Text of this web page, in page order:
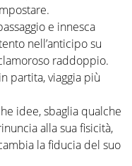
e innesca
nell’anticipo su
raddoppio.
partita, viaggia più
idee, sbaglia qualche
alla sua fisicità,
la fiducia del suo